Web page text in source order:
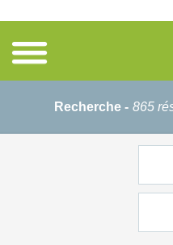
Recherche - 865